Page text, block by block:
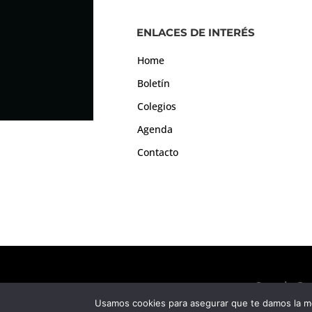
ENLACES DE INTERÉS
Home
Boletín
Colegios
Agenda
Contacto
Consejo
Usamos cookies para asegurar que te damos la